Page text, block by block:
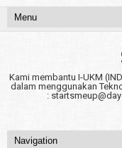
Kami membantu I-UKM
dalam menggunakan
: